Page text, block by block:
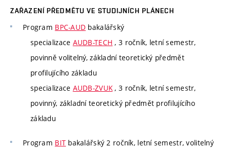
ZAŘAZENÍ PŘEDMĚTU VE STUDIJNÍCH PLÁNECH
Program BPC-AUD bakalářský
specializace AUDB-TECH , 3 ročník, letní semestr,
povinně volitelný, základní teoretický předmět
profilujícího základu
specializace AUDB-ZVUK, 3 ročník, letní semestr,
povinný, základní teoretický předmět profilujícího
základu
Program BIT bakalářský 2 ročník, letní semestr, volitelný